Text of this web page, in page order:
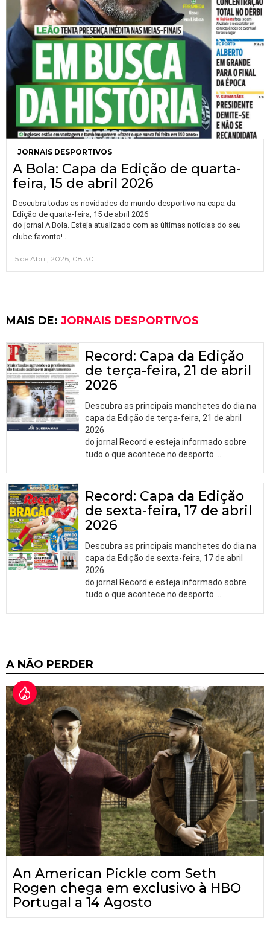
JORNAIS DESPORTIVOS
A Bola: Capa da Edição de quarta-
feira, 15 de abril 2026
Descubra todas as novidades do mundo desportivo na capa da
Edição de quarta-feira, 15 de abril 2026
do jornal A Bola. Esteja atualizado com as últimas notícias do seu
clube favorito!
15 de Abril, 2026, 08:30
MAIS DE: JORNAIS DESPORTIVOS
Record: Capa da Edição
de terça-feira, 21 de abril
2026
Descubra as principais manchetes do dia na
capa da Edição de terça-feira, 21 de abril
2026
do jornal Record e esteja informado sobre
tudo o que acontece no desporto.
Record: Capa da Edição
de sexta-feira, 17 de abril
2026
Descubra as principais manchetes do dia na
capa da Edição de sexta-feira, 17 de abril
2026
do jornal Record e esteja informado sobre
tudo o que acontece no desporto.
A NÃO PERDER
An American Pickle com Seth
Rogen chega em exclusivo à HBO
Portugal a 14 Agosto